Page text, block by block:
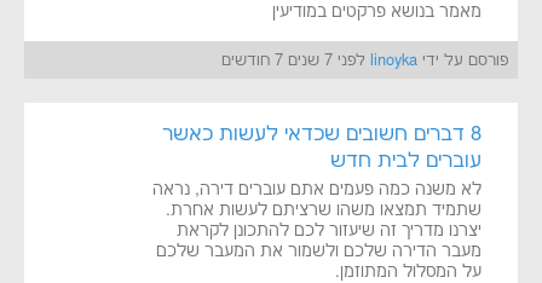
מאמר בנושא פרקטים במודיעין
פורסם על ידי linoyka לפני 7 שנים 7 חודשים
8 דברים חשובים שכדאי לעשות כאשר
עוברים לבית חדש
לא משנה כמה פעמים אתם עוברים דירה, נראה
שתמיד תמצאו משהו שרציתם לעשות אחרת.
יצרנו מדריך זה שיעזור לכם להתכונן לקראת
מעבר הדירה שלכם ולשמור את המעבר שלכם
על המסלול המתוזמן.